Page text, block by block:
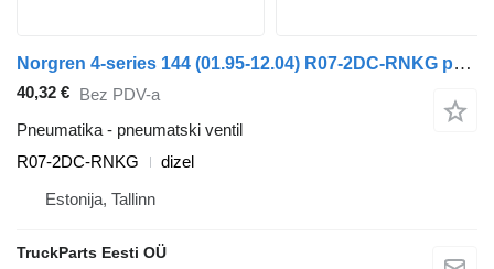
Norgren 4-series 144 (01.95-12.04) R07-2DC-RNKG pneumatski ventil za Scania 4-series (1995-2006) tegljača
40,32 € Bez PDV-a
Pneumatika - pneumatski ventil
R07-2DC-RNKG
dizel
Estonija, Tallinn
TruckParts Eesti OÜ